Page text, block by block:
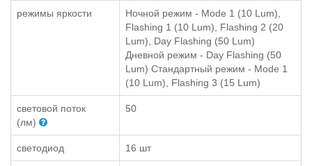
режимы яркости
Ночной режим - Mode 1 (10 Lum),
Flashing 1 (10 Lum), Flashing 2 (20
Lum), Day Flashing (50 Lum)
Дневной режим - Day Flashing (50
Lum) Стандартный режим - Mode 1
(10 Lum), Flashing 3 (15 Lum)
световой поток
(лм)
50
светодиод 16 шт